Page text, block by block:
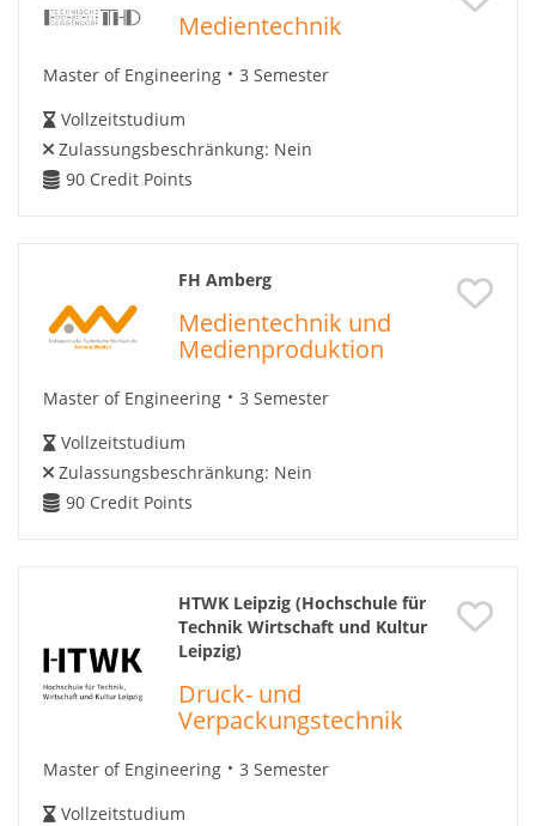
Medientechnik
Master of Engineering
3 Semester
Vollzeitstudium
Zulassungsbeschränkung: Nein
90 Credit Points
FH Amberg
Medientechnik und
Medienproduktion
Master of Engineering
3 Semester
Vollzeitstudium
Zulassungsbeschränkung: Nein
90 Credit Points
HTWK Leipzig (Hochschule für
Technik Wirtschaft und Kultur
Leipzig)
Druck- und
Verpackungstechnik
Master of Engineering
3 Semester
Vollzeitstudium